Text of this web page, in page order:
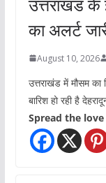
का अलर्ट
August 10, 2026
उत्तराखंड में मौसम
बारिश हो रही है
Spread the love